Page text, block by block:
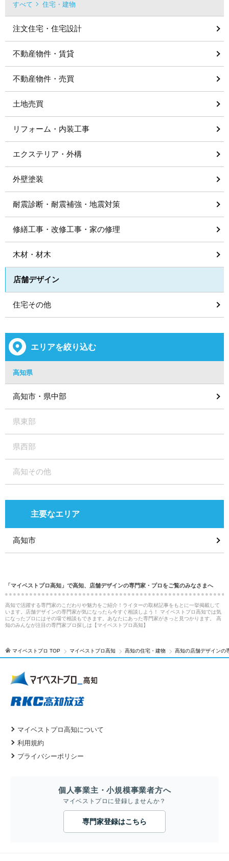
すべて 住宅・建物
注文住宅・住宅設計
不動産物件・賃貸
不動産物件・売買
土地売買
リフォーム・内装工事
エクステリア・外構
外壁塗装
耐震診断・耐震補強・地震対策
修繕工事・改修工事・家の修理
木材・材木
店舗デザイン
住宅その他
エリアを絞り込む
高知県
高知市・県中部
県東部
県西部
高知その他
主要なエリア
高知市
「マイベストプロ高知」で高知、店舗デザインの専門家・プロをご覧のみなさまへ
高知で活躍する専門家のこだわりや魅力をご紹介！ライターの取材記事をもとに一挙掲載して
います。店舗デザインの専門家が気になったら今すぐ相談しよう！ マイベストプロ高知では気
になったプロにはその場で相談もできます。あなたにあった専門家がきっと見つかります。 高
知のみんなが注目の専門家プロ探しは【マイベストプロ高知】
マイベストプロ TOP マイベストプロ高知 高知の住宅・建物 高知の店舗デザインの
マイベストプロ高知について
利用規約
プライバシーポリシー
個人事業主・小規模事業者方へ
マイベストプロに登録しませんか？
専門家登録はこちら